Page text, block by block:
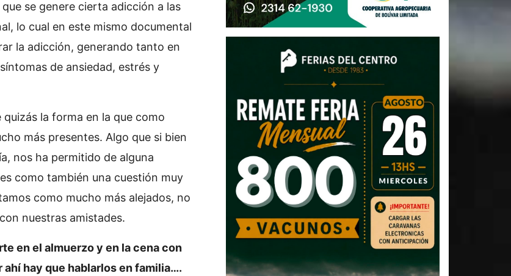
se genere cierta adicción a las
lo cual en este mismo documental
la adicción, generando tanto en
de ansiedad, estrés y
la forma en la que como
más presentes. Algo que si bien
nos ha permitido de alguna
como también una cuestión muy
como mucho más alejados, no
nuestras amistades.
en el almuerzo y en la cena con
hay que hablarlos en familia….